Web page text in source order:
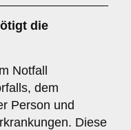
die
Notfall
dem
Person und
Diese